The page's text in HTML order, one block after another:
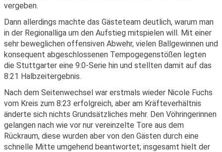
vergeben.
Dann allerdings machte das Gästeteam deutlich, warum man
in der Regionalliga um den Aufstieg mitspielen will. Mit einer
sehr beweglichen offensiven Abwehr, vielen Ballgewinnen und
konsequent abgeschlossenen Tempogegenstößen legten
die Stuttgarter eine 9:0-Serie hin und stellten damit auf das
8:21 Halbzeitergebnis.
Nach dem Seitenwechsel war erstmals wieder Nicole Fuchs
vom Kreis zum 8:23 erfolgreich, aber am Kräfteverhältnis
änderte sich nichts Grundsätzliches mehr. Den Vöhringerinnen
gelangen nach wie vor nur vereinzelte Tore aus dem
Rückraum, diese wurden aber von den Gästen durch eine
schnelle Mitte umgehend beantwortet; insgesamt hielt der